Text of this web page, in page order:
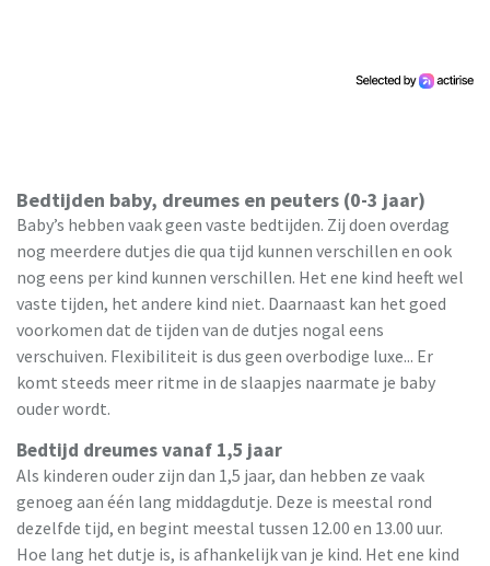
Bedtijden baby, dreumes en peuters (0-3 jaar)
Baby’s hebben vaak geen vaste bedtijden. Zij doen overdag
nog meerdere dutjes die qua tijd kunnen verschillen en ook
nog eens per kind kunnen verschillen. Het ene kind heeft wel
vaste tijden, het andere kind niet. Daarnaast kan het goed
voorkomen dat de tijden van de dutjes nogal eens
verschuiven. Flexibiliteit is dus geen overbodige luxe... Er
komt steeds meer ritme in de slaapjes naarmate je baby
ouder wordt.
Bedtijd dreumes vanaf 1,5 jaar
Als kinderen ouder zijn dan 1,5 jaar, dan hebben ze vaak
genoeg aan één lang middagdutje. Deze is meestal rond
dezelfde tijd, en begint meestal tussen 12.00 en 13.00 uur.
Hoe lang het dutje is, is afhankelijk van je kind. Het ene kind